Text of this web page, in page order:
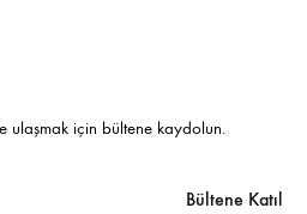
ulaşmak için bültene kaydolun.